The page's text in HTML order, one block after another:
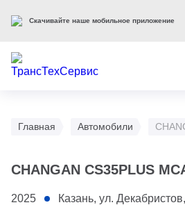
Главная Автомобили
CHANGAN CS35PLUS
2025 Казань, ул.
Скачивайте наше мобильное приложение